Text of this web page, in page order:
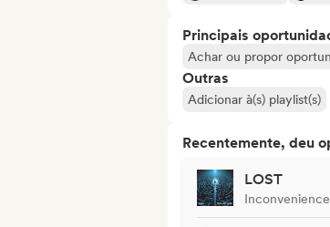
Principais
Achar ou propor
Outras
Adicionar à(s) playlist(s)
Recentemente, deu
LOST
Inconvenience